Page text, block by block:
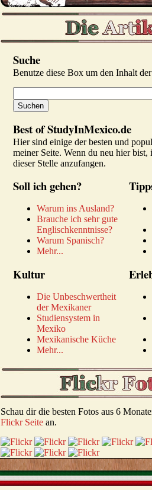
Suche
Benutze diese Box um den Inhalt
Best of StudyInMexico.de
Hier sind einige der besten und
meiner Seite. Wenn du neu hier bist,
dieser Stelle anzufangen.
Soll ich gehen?
Warum ins Ausland?
Brauche ich sehr gute
Englischkenntnisse?
Warum Spanisch?
Mehr...
Kultur
Die Unbeschwertheit
der Mexikaner
Studiensystem in
Mexiko
Mexikanische Küche
Mehr...
Schau dir die besten Fotos aus 6
Flickr Seite an.